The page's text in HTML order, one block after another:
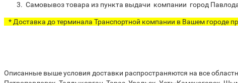
Самовывоз товара из пункта выдачи компании
* Доставка до терминала Транспортной компании в Вашем городе
Описанные выше условия доставки распространяются на все